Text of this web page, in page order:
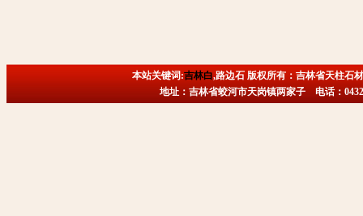
本站关键词:吉林白,路边石 版权所有：吉林省天柱石
地址：吉林省蛟河市天岗镇两家子 电话：